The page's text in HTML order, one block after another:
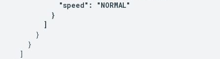
            "speed": "NORMAL"
          }
        ]
      }
    }
  ]